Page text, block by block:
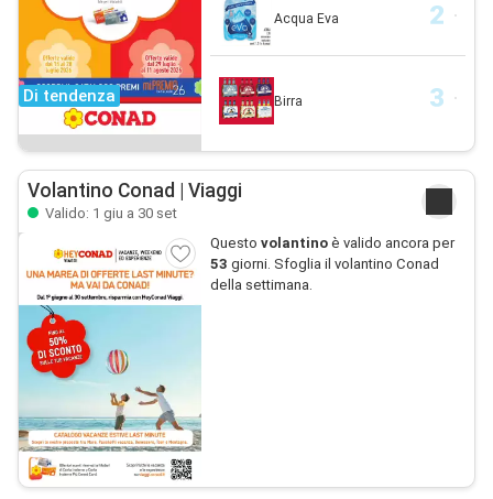
Di tendenza
Acqua Eva
Birra
Volantino Conad | Viaggi
Valido: 1 giu a 30 set
Questo volantinoè valido ancora per
53 giorni. Sfoglia il volantino Conad
della settimana.